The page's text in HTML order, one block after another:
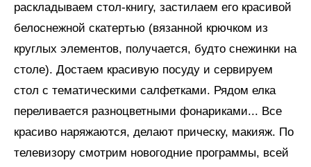
раскладываем стол-книгу, застилаем его красивой
белоснежной скатертью (вязанной крючком из
круглых элементов, получается, будто снежинки на
столе). Достаем красивую посуду и сервируем
стол с тематическими салфетками. Рядом елка
переливается разноцветными фонариками... Все
красиво наряжаются, делают прическу, макияж. По
телевизору смотрим новогодние программы, всей